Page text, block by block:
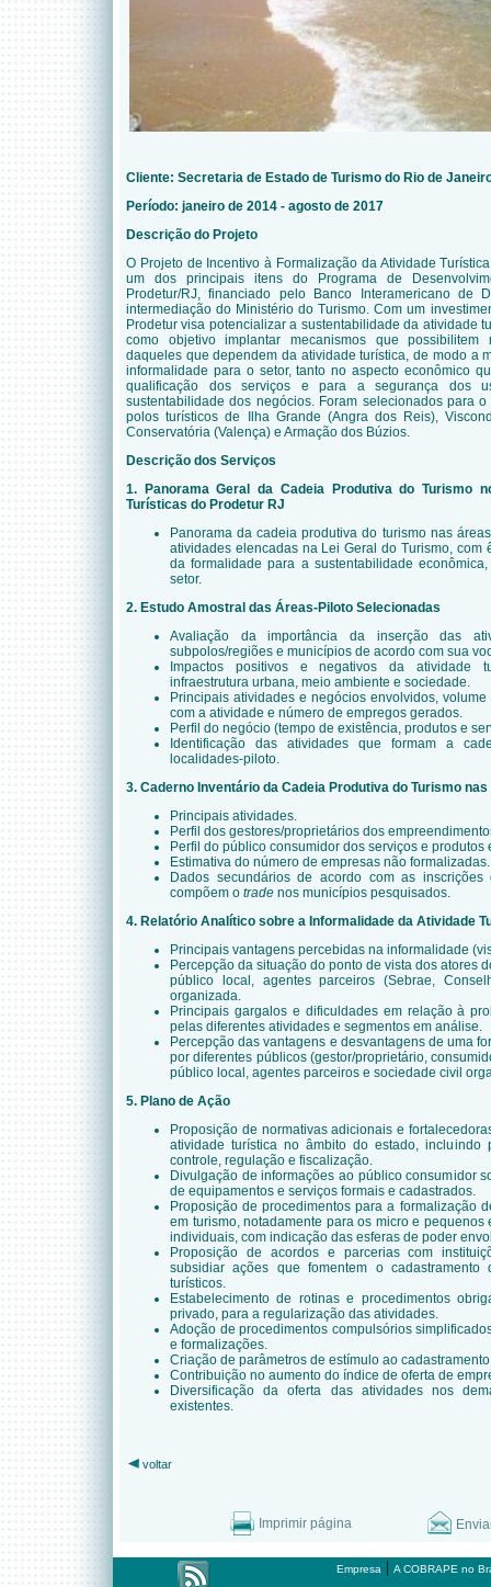
Cliente: Secretaria de Estado de Turismo do Rio de
Período: janeiro de 2014 - agosto de 2017
Descrição do Projeto
O Projeto de Incentivo à Formalização da Atividade
um dos principais itens do Programa de
Prodetur/RJ, financiado pelo Banco Interamericano de
intermediação do Ministério do Turismo. Com um
Prodetur visa potencializar a sustentabilidade da atividade
como objetivo implantar mecanismos que possibilitem
daqueles que dependem da atividade turística, de modo a
informalidade para o setor, tanto no aspecto econômico
qualificação dos serviços e para a segurança dos
sustentabilidade dos negócios. Foram selecionados para
polos turísticos de Ilha Grande (Angra dos Reis),
Conservatória (Valença) e Armação dos Búzios.
Descrição dos Serviços
1. Panorama Geral da Cadeia Produtiva do Turismo
Turísticas do Prodetur RJ
Panorama da cadeia produtiva do turismo nas
atividades elencadas na Lei Geral do Turismo, com
da formalidade para a sustentabilidade
setor.
2. Estudo Amostral das Áreas-Piloto Selecionadas
Avaliação da importância da inserção das
subpolos/regiões e municípios de acordo com sua
Impactos positivos e negativos da atividade
infraestrutura urbana, meio ambiente e sociedade.
Principais atividades e negócios envolvidos,
com a atividade e número de empregos gerados.
Perfil do negócio (tempo de existência, produtos e
Identificação das atividades que formam a
localidades-piloto.
3. Caderno Inventário da Cadeia Produtiva do Turismo
Principais atividades.
Perfil dos gestores/proprietários dos
Perfil do público consumidor dos serviços e produtos
Estimativa do número de empresas não formalizadas.
Dados secundários de acordo com as
compõem o trade nos municípios pesquisados.
4. Relatório Analítico sobre a Informalidade da Atividade
Principais vantagens percebidas na informalidade
Percepção da situação do ponto de vista dos atores
público local, agentes parceiros (Sebrae,
organizada.
Principais gargalos e dificuldades em relação à
pelas diferentes atividades e segmentos em análise.
Percepção das vantagens e desvantagens de uma
por diferentes públicos (gestor/proprietário,
público local, agentes parceiros e sociedade civil
5. Plano de Ação
Proposição de normativas adicionais e
atividade turística no âmbito do estado,
controle, regulação e fiscalização.
Divulgação de informações ao público consumidor
de equipamentos e serviços formais e cadastrados.
Proposição de procedimentos para a formalização
em turismo, notadamente para os micro e
individuais, com indicação das esferas de poder
Proposição de acordos e parcerias com
subsidiar ações que fomentem o
turísticos.
Estabelecimento de rotinas e procedimentos
privado, para a regularização das atividades.
Adoção de procedimentos compulsórios
e formalizações.
Criação de parâmetros de estímulo ao
Contribuição no aumento do índice de oferta de
Diversificação da oferta das atividades nos
existentes.
voltar
Imprimir página
Empresa | A COBRAPE no